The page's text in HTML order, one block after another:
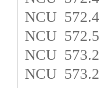
NCU
NCU
NCU
NCU